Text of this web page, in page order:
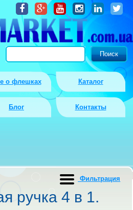
о флешках Каталог
Блог Контакты
ручка 4 в 1.
Фильтрация